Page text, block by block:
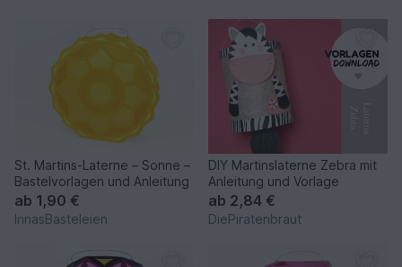
St. Martins-Laterne – Sonne –
Bastelvorlagen und Anleitung
ab 1,90 €
InnasBasteleien
DIY Martinslaterne Zebra mit
Anleitung und Vorlage
ab 2,84 €
DiePiratenbraut